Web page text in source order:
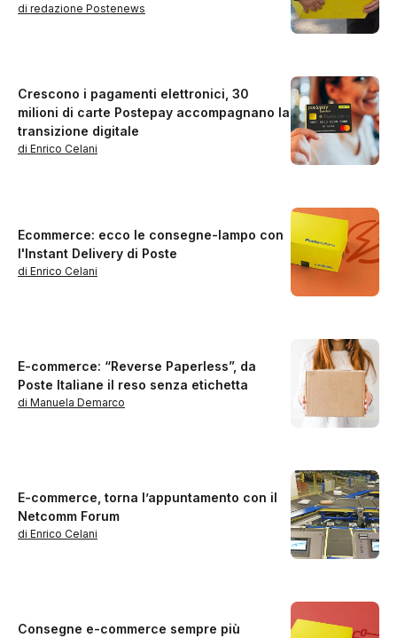
di redazione Postenews
Crescono i pagamenti elettronici, 30
milioni di carte Postepay accompagnano la
transizione digitale
di Enrico Celani
Ecommerce: ecco le consegne-lampo con
l'Instant Delivery di Poste
di Enrico Celani
E-commerce: “Reverse Paperless”, da
Poste Italiane il reso senza etichetta
di Manuela Demarco
E-commerce, torna l’appuntamento con il
Netcomm Forum
di Enrico Celani
Consegne e-commerce sempre più